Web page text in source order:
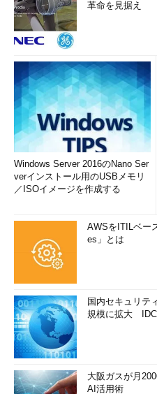
CPUの仕様欄の「
などを表す。
「仮想化：有効」となってい
VirtualBoxといった仮想化ソフ
「Intel-VT 」「AMD-V」などの
利用できるということになる。
仮想化が有効なマシンでの［CPU］カ
がUEFI／BIOSセットアップで
想化：非対応」の場合は、ハー
載されていない。どちらの場合
ないか、機能に制限を受ける可
「仮想化：」という項目がな
革命を見据え
Windows Server 2016のNano Ser
verインストール用のUSBメモリ
／ISOイメージを作成する
AWSをITILベー
es」とは
国内セキュリテ
規模に拡大 IDC
大阪ガスが月
AI活用術